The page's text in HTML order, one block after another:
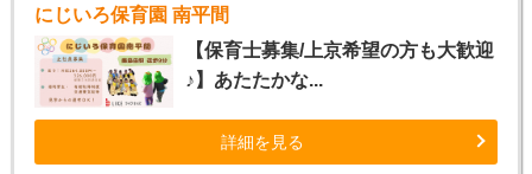
にじいろ保育園 南平間
【保育士募集/上京希望の方も大歓迎
♪】あたたかな...
詳細を見る